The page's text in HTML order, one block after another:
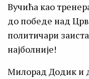
Вучића као
до победе над
политичари
најболније!
Милорад Додик и